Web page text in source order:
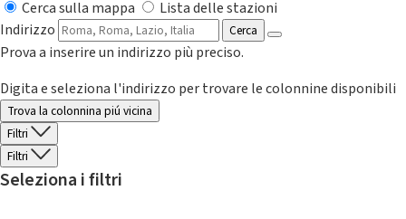
Cerca sulla mappa
Lista delle stazioni
Indirizzo
Cerca
Prova a inserire un indirizzo più preciso.
Digita e seleziona l'indirizzo per trovare le colonnine disponibili
Trova la colonnina piú vicina
Filtri
Filtri
Seleziona i filtri